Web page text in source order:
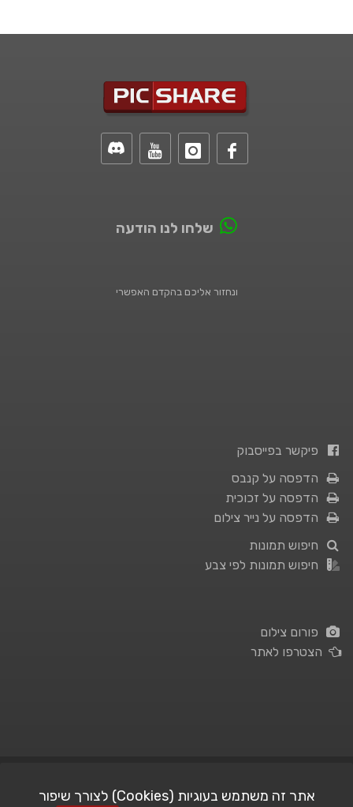
שלחו לנו הודעה
ונחזור אליכם בהקדם האפשרי
פיקשר בפייסבוק
הדפסה על קנבס
הדפסה על זכוכית
הדפסה על נייר צילום
חיפוש תמונות
חיפוש תמונות לפי צבע
פורום צילום
הצטרפו לאתר
אתר זה משתמש בעוגיות (Cookies) לצורך שיפור